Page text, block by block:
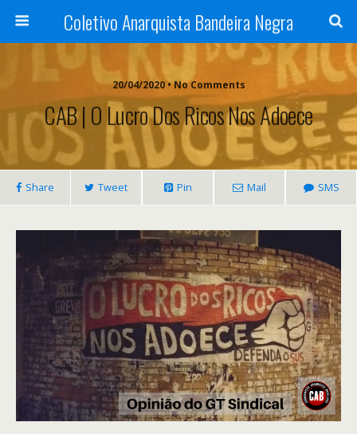
Coletivo Anarquista Bandeira Negra
20/04/2020 • No Comments
CAB | O Lucro Dos Ricos Nos Adoece
Share Tweet Pin Mail SMS